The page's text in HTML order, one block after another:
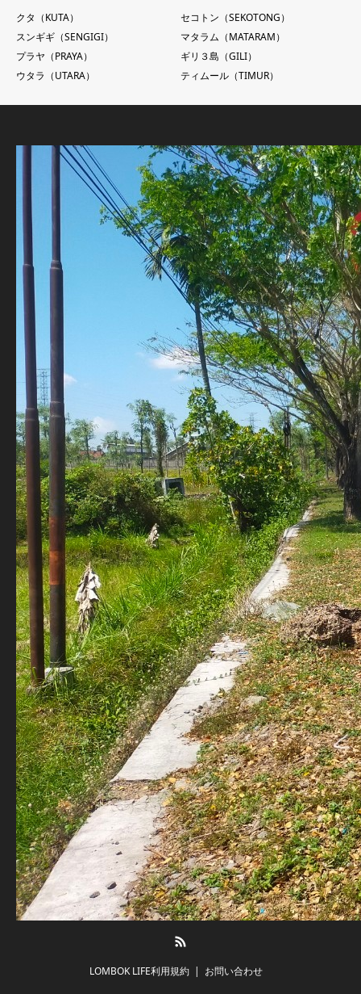
クタ（KUTA）
セコトン（SEKOTONG）
スンギギ（SENGIGI）
マタラム（MATARAM）
プラヤ（PRAYA）
ギリ３島（GILI）
ウタラ（UTARA）
ティムール（TIMUR）
LOMBOK LIFE利用規約 お問い合わせ